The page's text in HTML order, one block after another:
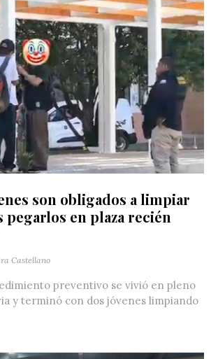
son obligados a limpiar
en plaza recién
Castellano
preventivo se vivió en pleno
y terminó con dos jóvenes limpiando